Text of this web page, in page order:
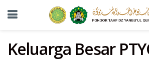
Keluarga Besar